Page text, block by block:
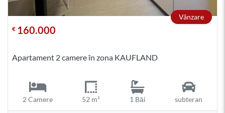
Vânzare
€ 160.000
Apartament 2 camere în zona KAUFLAND
2 Camere 52 m² 1 Băi subteran